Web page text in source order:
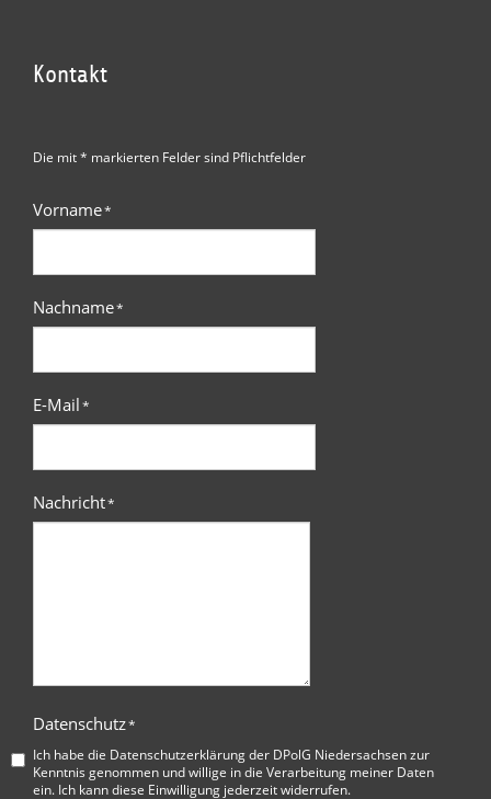
Kontakt
Die mit * markierten Felder sind Pflichtfelder
Vorname*
Nachname*
E-Mail*
Nachricht*
Datenschutz*
Ich habe die Datenschutzerklärung der DPolG Niedersachsenzur
Kenntnis genommen und willige in die Verarbeitung meiner Daten
ein. Ich kann diese Einwilligung jederzeit widerrufen.